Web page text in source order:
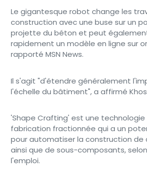
Le gigantesque robot change les
construction avec une buse sur un
projette du béton et peut
rapidement un modèle en ligne sur
rapporté MSN News.
Il s'agit "d'étendre généralement
l'échelle du bâtiment", a affirmé
'Shape Crafting' est une
fabrication fractionnée qui a un
pour automatiser la construction de
ainsi que de sous-composants,
l'emploi.